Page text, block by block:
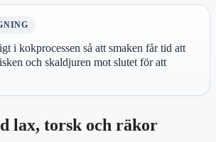
i kokprocessen så att smaken får tid att
och skaldjuren mot slutet för att
lax, torsk och räkor